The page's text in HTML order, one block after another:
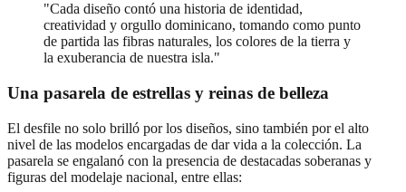
"Cada diseño contó una historia de identidad,
creatividad y orgullo dominicano, tomando como punto
de partida las fibras naturales, los colores de la tierra y
la exuberancia de nuestra isla."
Una pasarela de estrellas y reinas de belleza
El desfile no solo brilló por los diseños, sino también por el alto
nivel de las modelos encargadas de dar vida a la colección. La
pasarela se engalanó con la presencia de destacadas soberanas y
figuras del modelaje nacional, entre ellas: